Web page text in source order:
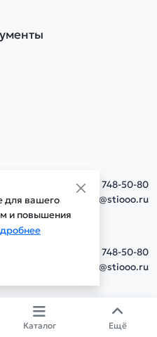
для вашего
и повышения
+7(495) 748-50-80
info@stiooo.ru
+7(495) 748-50-80
info@stiooo.ru
Каталог Ещё